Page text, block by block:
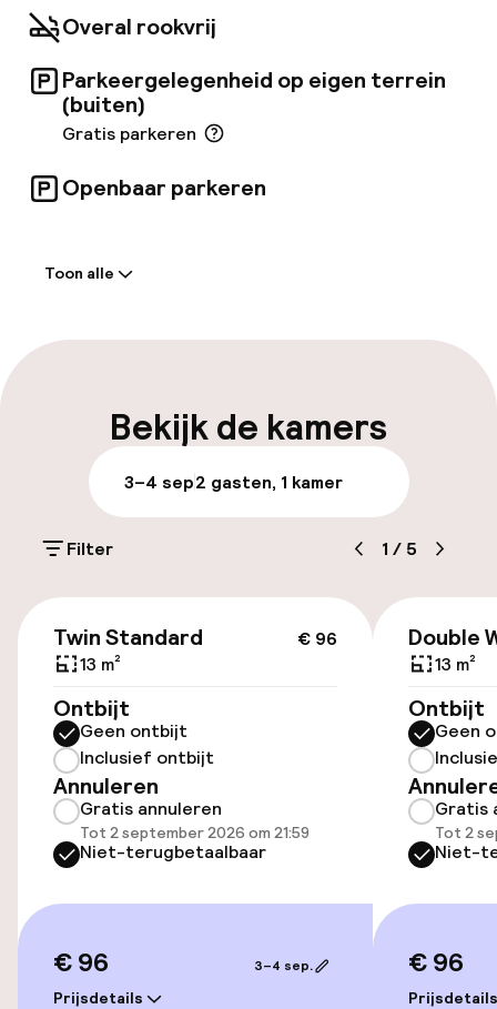
Overal rookvrij
Parkeergelegenheid op eigen terrein
(buiten)
Gratis parkeren
Openbaar parkeren
Meertalige medewerkers
Parkeren & mobiliteit
Parkeergelegenheid op eigen terrein
(buiten)
Openbaar parkeren
Toegankelijkheid
Overal rolstoeltoegankelijk
Lift
Toon alle
Bekijk de kamers
3–4 sep2 gasten, 1 kamer
Filter 1 / 5
€ 96
Twin Standard
13 m²
Ontbijt
Geen ontbijt
Inclusief ontbijt
Annuleren
Gratis annuleren
Tot 2 september 2026 om 21:59
Niet-terugbetaalbaar
€ 96
Prijsdetails
3–4 sep.
Double
13 m²
Ontbijt
Geen
Gratis
Tot 2
Niet-
€ 96
Prijsdetails